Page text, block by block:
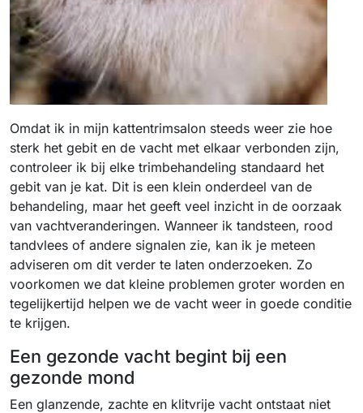
Omdat ik in mijn kattentrimsalon steeds weer zie hoe
sterk het gebit en de vacht met elkaar verbonden zijn,
controleer ik bij elke trimbehandeling standaard het
gebit van je kat. Dit is een klein onderdeel van de
behandeling, maar het geeft veel inzicht in de oorzaak
van vachtveranderingen. Wanneer ik tandsteen, rood
tandvlees of andere signalen zie, kan ik je meteen
adviseren om dit verder te laten onderzoeken. Zo
voorkomen we dat kleine problemen groter worden en
tegelijkertijd helpen we de vacht weer in goede conditie
te krijgen.
Een gezonde vacht begint bij een
gezonde mond
Een glanzende, zachte en klitvrije vacht ontstaat niet